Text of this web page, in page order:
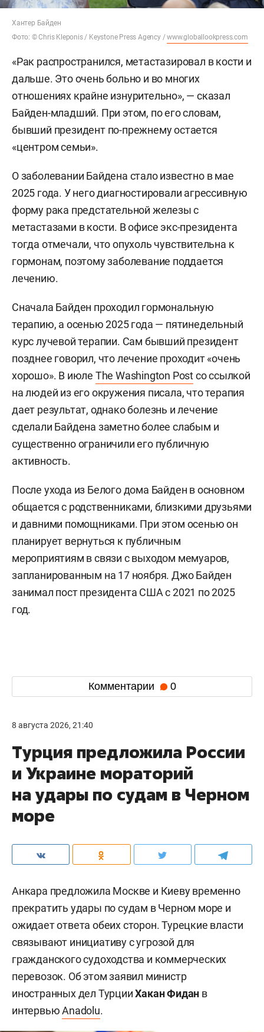
Хантер Байден
Фото: © Chris Kleponis / Keystone Press Agency /www.globallookpress.com
«Рак распространился, метастазировал в кости и
дальше. Это очень больно и во многих
отношениях крайне изнурительно», — сказал
Байден-младший. При этом, по его словам,
бывший президент по-прежнему остается
«центром семьи».
О заболевании Байдена стало известно в мае
2025 года. У него диагностировали агрессивную
форму рака предстательной железы с
метастазами в кости. В офисе экс-президента
тогда отмечали, что опухоль чувствительна к
гормонам, поэтому заболевание поддается
лечению.
Сначала Байден проходил гормональную
терапию, а осенью 2025 года — пятинедельный
курс лучевой терапии. Сам бывший президент
позднее говорил, что лечение проходит «очень
хорошо». В июле The Washington Postсо ссылкой
на людей из его окружения писала, что терапия
дает результат, однако болезнь и лечение
сделали Байдена заметно более слабым и
существенно ограничили его публичную
активность.
После ухода из Белого дома Байден в основном
общается с родственниками, близкими друзьями
и давними помощниками. При этом осенью он
планирует вернуться к публичным
мероприятиям в связи с выходом мемуаров,
запланированным на 17 ноября. Джо Байден
занимал пост президента США с 2021 по 2025
год.
Комментарии 0
8 августа 2026, 21:40
Турция предложила России
и Украине мораторий
на удары по судам в Черном
море
Анкара предложила Москве и Киеву временно
прекратить удары по судам в Черном море и
ожидает ответа обеих сторон. Турецкие власти
связывают инициативу с угрозой для
гражданского судоходства и коммерческих
перевозок. Об этом заявил министр
иностранных дел ТурцииХакан Фидан в
интервьюAnadolu.